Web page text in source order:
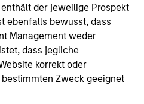
der jeweilige Prospekt
ebenfalls bewusst, dass
Management weder
dass jegliche
korrekt oder
Zweck geeignet
and
in the United